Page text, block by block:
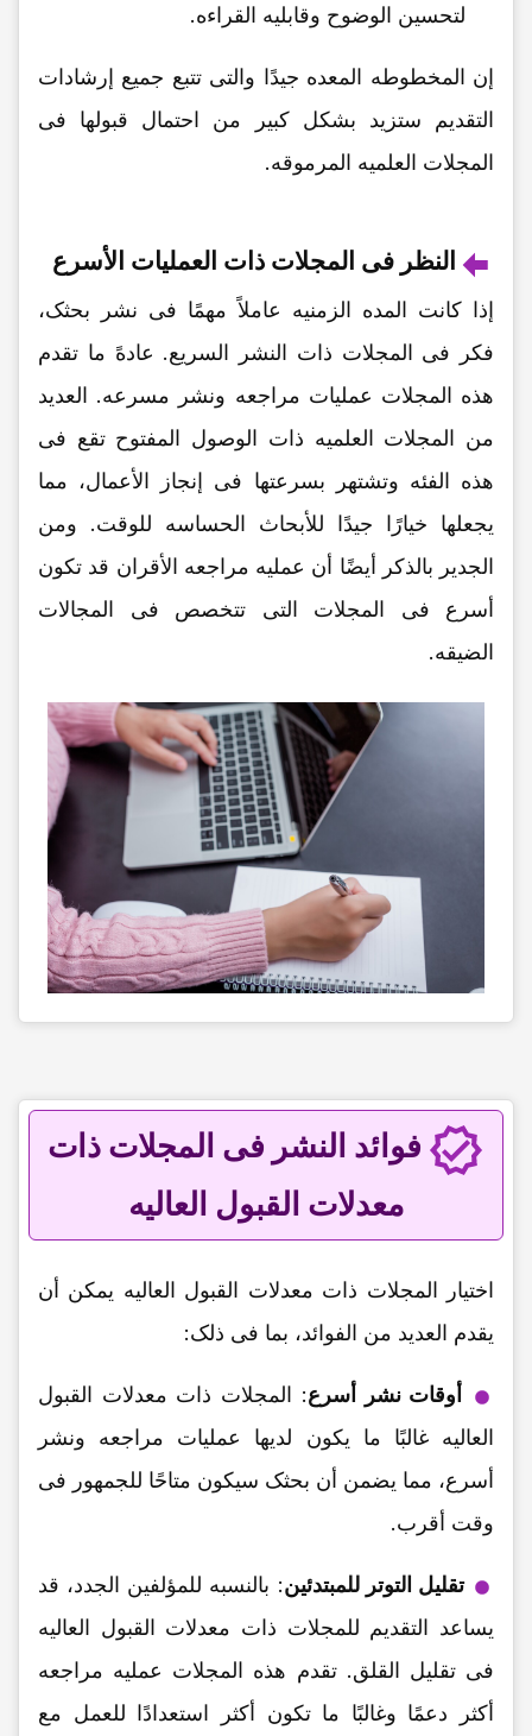
لتحسین الوضوح وقابلیه القراءه.
إن المخطوطه المعده جیدًا والتی تتبع جمیع إرشادات
التقدیم ستزید بشکل کبیر من احتمال قبولها فی
المجلات العلمیه المرموقه.
النظر فی المجلات ذات العملیات الأسرع
إذا کانت المده الزمنیه عاملاً مهمًا فی نشر بحثک،
فکر فی المجلات ذات النشر السریع. عادهً ما تقدم
هذه المجلات عملیات مراجعه ونشر مسرعه. العدید
من المجلات العلمیه ذات الوصول المفتوح تقع فی
هذه الفئه وتشتهر بسرعتها فی إنجاز الأعمال، مما
یجعلها خیارًا جیدًا للأبحاث الحساسه للوقت. ومن
الجدیر بالذکر أیضًا أن عملیه مراجعه الأقران قد تکون
أسرع فی المجلات التی تتخصص فی المجالات
الضیقه.
فوائد النشر فی المجلات ذات
معدلات القبول العالیه
اختیار المجلات ذات معدلات القبول العالیه یمکن أن
یقدم العدید من الفوائد، بما فی ذلک:
أوقات نشر أسرع: المجلات ذات معدلات القبول
العالیه غالبًا ما یکون لدیها عملیات مراجعه ونشر
أسرع، مما یضمن أن بحثک سیکون متاحًا للجمهور فی
وقت أقرب.
تقلیل التوتر للمبتدئین: بالنسبه للمؤلفین الجدد، قد
یساعد التقدیم للمجلات ذات معدلات القبول العالیه
فی تقلیل القلق. تقدم هذه المجلات عملیه مراجعه
أکثر دعمًا وغالبًا ما تکون أکثر استعدادًا للعمل مع